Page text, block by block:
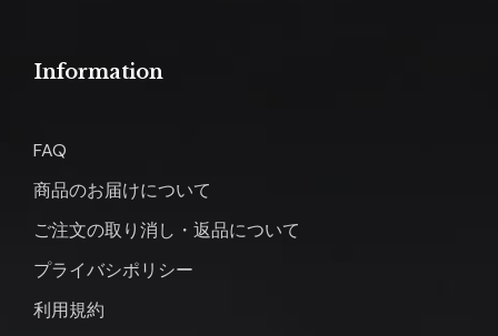
Information
FAQ
商品のお届けについて
ご注文の取り消し・返品について
プライバシポリシー
利用規約